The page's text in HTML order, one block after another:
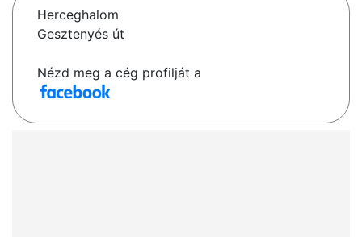
Herceghalom
Gesztenyés út
Nézd meg a cég profilját a